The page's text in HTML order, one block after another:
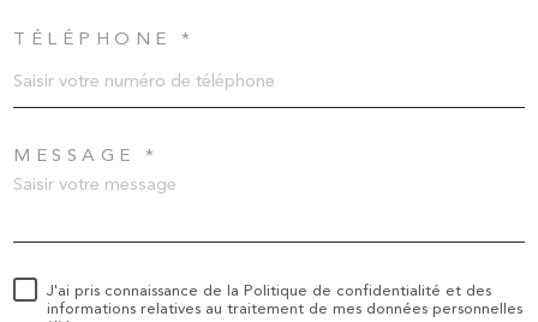
TÉLÉPHONE *
MESSAGE *
J'ai pris connaissance de la Politique de confidentialité et des
informations relatives au traitement de mes données personnelles